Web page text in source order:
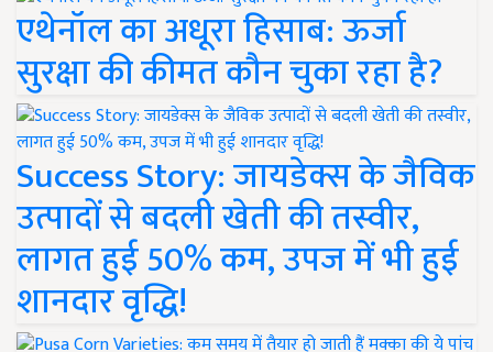
एथेनॉल का अधूरा हिसाब: ऊर्जा
सुरक्षा की कीमत कौन चुका रहा है?
Success Story: जायडेक्स के जैविक
उत्पादों से बदली खेती की तस्वीर,
लागत हुई 50% कम, उपज में भी हुई
शानदार वृद्धि!